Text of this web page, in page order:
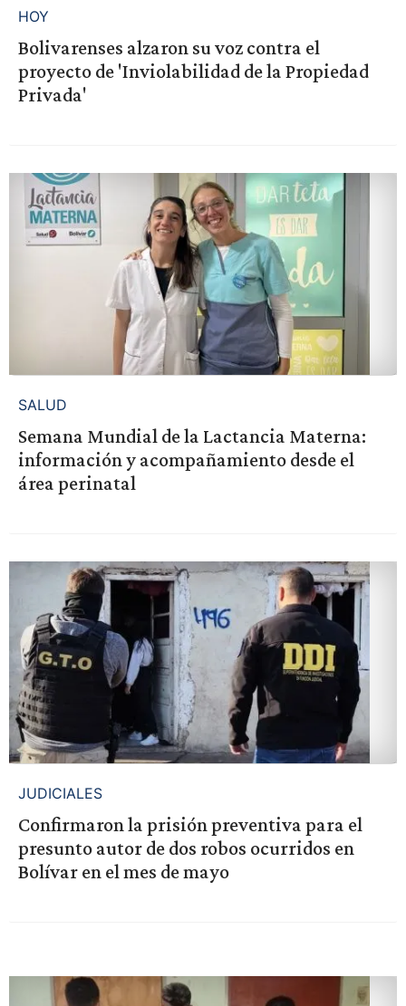
HOY
Bolivarenses alzaron su voz contra el
proyecto de 'Inviolabilidad de la Propiedad
Privada'
SALUD
Semana Mundial de la Lactancia Materna:
información y acompañamiento desde el
área perinatal
JUDICIALES
Confirmaron la prisión preventiva para el
presunto autor de dos robos ocurridos en
Bolívar en el mes de mayo